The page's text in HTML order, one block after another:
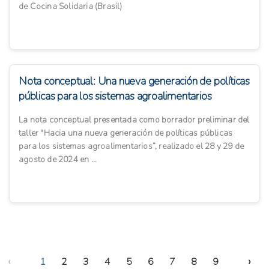
de Cocina Solidaria (Brasil)
Nota conceptual: Una nueva generación de políticas
públicas para los sistemas agroalimentarios
La nota conceptual presentada como borrador preliminar del
taller "Hacia una nueva generación de políticas públicas
para los sistemas agroalimentarios”, realizado el 28 y 29 de
agosto de 2024 en ...
‹ 1 2 3 4 5 6 7 8 9 ›